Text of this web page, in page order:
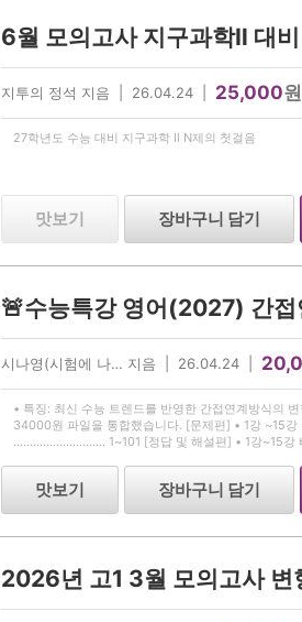
6월 모의고사 지구과학Ⅱ 대
지투의 정석 지음 | 26.04.24 | 25,000원
27학년도 수능 대비 지구과학 Ⅱ N제의 첫걸음
맛보기 장바구니 담기
🚨수능특강 영어(2027) 간접
시나영(시험에 나… 지음 | 26.04.24 |
• 특징: 최신 수능 트렌드를 반영한 간접연계방식의
34000원 파일을 통합했습니다. [문제편] • 1강 ~15강
............................ 1~101 [정답 및 해설편] • 1강~15강
맛보기 장바구니 담기
2026년 고1 3월 모의고사 변